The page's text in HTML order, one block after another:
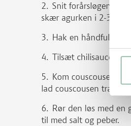
Snit forårsløgene
skær agurken i 2-3 mm
Hak en håndfuld
Tilsæt chilisauce og
Kom couscousen i
lad couscousen trække
Rør den løs med en
til med salt og peber.